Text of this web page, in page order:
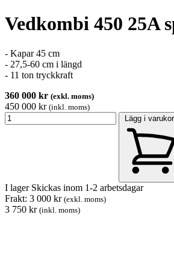
Vedkombi 450 25A
- Kapar 45 cm
- 27,5-60 cm i längd
- 11 ton tryckkraft
360 000 kr (exkl. moms)
450 000 kr (inkl. moms)
Lägg i
I lager Skickas inom 1-2 arbetsdagar
Frakt: 3 000 kr (exkl. moms)
3 750 kr (inkl. moms)